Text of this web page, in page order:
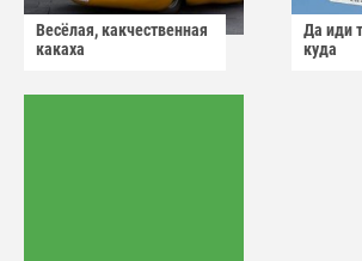
Весёлая, какчественная
какаха
Да иди
куда